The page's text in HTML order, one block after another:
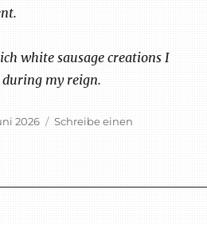
white sausage creations I
my reign.
2026
Schreibe einen